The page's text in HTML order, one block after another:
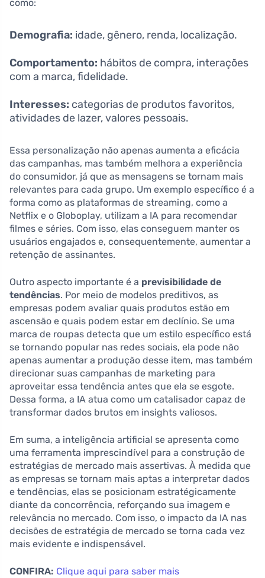
como:
Demografia: idade, gênero, renda, localização.
Comportamento: hábitos de compra, interações
com a marca, fidelidade.
Interesses: categorias de produtos favoritos,
atividades de lazer, valores pessoais.
Essa personalização não apenas aumenta a eficácia
das campanhas, mas também melhora a experiência
do consumidor, já que as mensagens se tornam mais
relevantes para cada grupo. Um exemplo específico é a
forma como as plataformas de streaming, como a
Netflix e o Globoplay, utilizam a IA para recomendar
filmes e séries. Com isso, elas conseguem manter os
usuários engajados e, consequentemente, aumentar a
retenção de assinantes.
Outro aspecto importante é a previsibilidade de
tendências. Por meio de modelos preditivos, as
empresas podem avaliar quais produtos estão em
ascensão e quais podem estar em declínio. Se uma
marca de roupas detecta que um estilo específico está
se tornando popular nas redes sociais, ela pode não
apenas aumentar a produção desse item, mas também
direcionar suas campanhas de marketing para
aproveitar essa tendência antes que ela se esgote.
Dessa forma, a IA atua como um catalisador capaz de
transformar dados brutos em insights valiosos.
Em suma, a inteligência artificial se apresenta como
uma ferramenta imprescindível para a construção de
estratégias de mercado mais assertivas. À medida que
as empresas se tornam mais aptas a interpretar dados
e tendências, elas se posicionam estratégicamente
diante da concorrência, reforçando sua imagem e
relevância no mercado. Com isso, o impacto da IA nas
decisões de estratégia de mercado se torna cada vez
mais evidente e indispensável.
CONFIRA: Clique aqui para saber mais